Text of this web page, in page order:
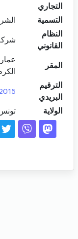
التجاري
التسمية
النظام
القانوني
المقر
الترقيم
البريدي
الولاية